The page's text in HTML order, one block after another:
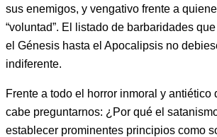
sus enemigos, y vengativo frente a
“voluntad”. El listado de barbaridades
el Génesis hasta el Apocalipsis no
indiferente.
Frente a todo el horror inmoral y antiético
cabe preguntarnos: ¿Por qué el
establecer prominentes principios como